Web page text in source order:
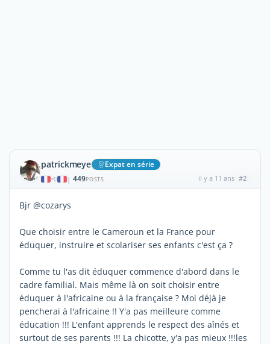
patrickmeye Expat en série
| 449POSTS il y a 11 ans #2
Bjr @cozarys
Que choisir entre le Cameroun et la France pour
éduquer, instruire et scolariser ses enfants c'est ça ?
Comme tu l'as dit éduquer commence d'abord dans le
cadre familial. Mais même là on soit choisir entre
éduquer à l'africaine ou à la française ? Moi déjà je
pencherai à l'africaine !! Y'a pas meilleure comme
éducation !!! L'enfant apprends le respect des aînés et
surtout de ses parents !!! La chicotte, y'a pas mieux !!!les